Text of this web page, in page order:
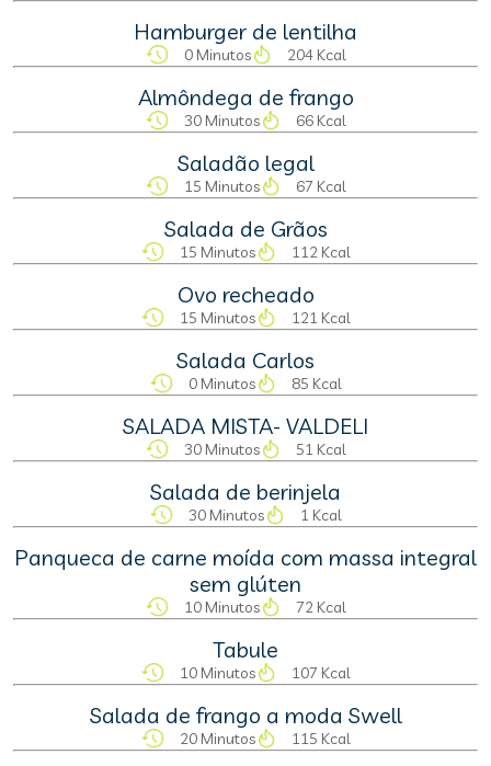
Hamburger de lentilha
0 Minutos 204 Kcal
Almôndega de frango
30 Minutos 66 Kcal
Saladão legal
15 Minutos 67 Kcal
Salada de Grãos
15 Minutos 112 Kcal
Ovo recheado
15 Minutos 121 Kcal
Salada Carlos
0 Minutos 85 Kcal
SALADA MISTA- VALDELI
30 Minutos 51 Kcal
Salada de berinjela
30 Minutos 1 Kcal
Panqueca de carne moída com massa integral
sem glúten
10 Minutos 72 Kcal
Tabule
10 Minutos 107 Kcal
Salada de frango a moda Swell
20 Minutos 115 Kcal